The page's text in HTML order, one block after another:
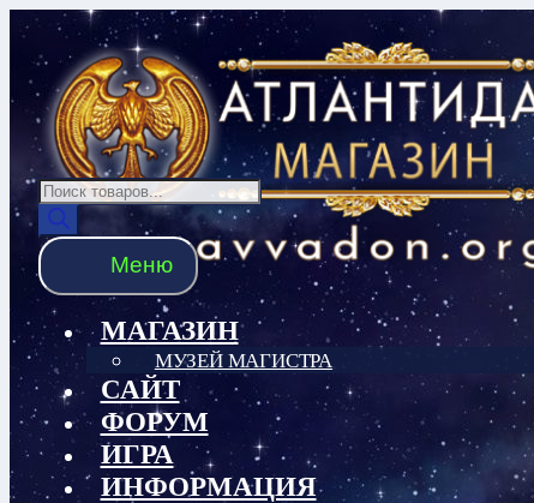
Перейти
к
навигации
Перейти
к
содержимому
Поиск
товаров
Меню
МАГАЗИН
МУЗЕЙ МАГИСТРА
САЙТ
ФОРУМ
ИГРА
ИНФОРМАЦИЯ